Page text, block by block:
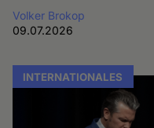
Volker Brokop
09.07.2026
INTERNATIONALES